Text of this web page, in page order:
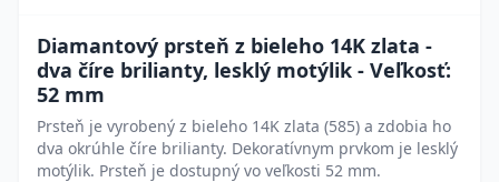
Diamantový prsteň z bieleho 14K zlata -
dva číre brilianty, lesklý motýlik - Veľkosť:
52 mm
Prsteň je vyrobený z bieleho 14K zlata (585) a zdobia ho
dva okrúhle číre brilianty. Dekoratívnym prvkom je lesklý
motýlik. Prsteň je dostupný vo veľkosti 52 mm.